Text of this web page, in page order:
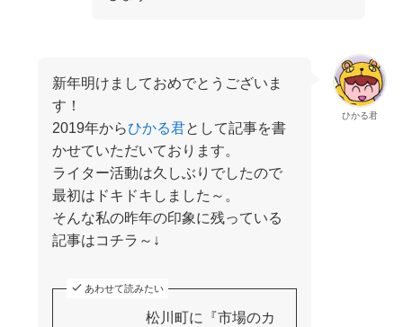
ひかる君
新年明けましておめでとうございま
す！
2019年からひかる君として記事を書
かせていただいております。
ライター活動は久しぶりでしたので
最初はドキドキしました～。
そんな私の昨年の印象に残っている
記事はコチラ～↓
あわせて読みたい
松川町に『市場のカ